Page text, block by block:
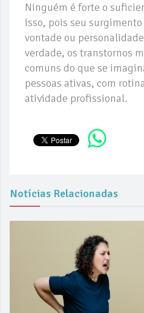
Ninguém é forte o
isso, pois seu
vontade ou
verdade, os transtornos
comuns do que se
pessoas ativas, com
atividade profissional.
Notícias Relacionadas